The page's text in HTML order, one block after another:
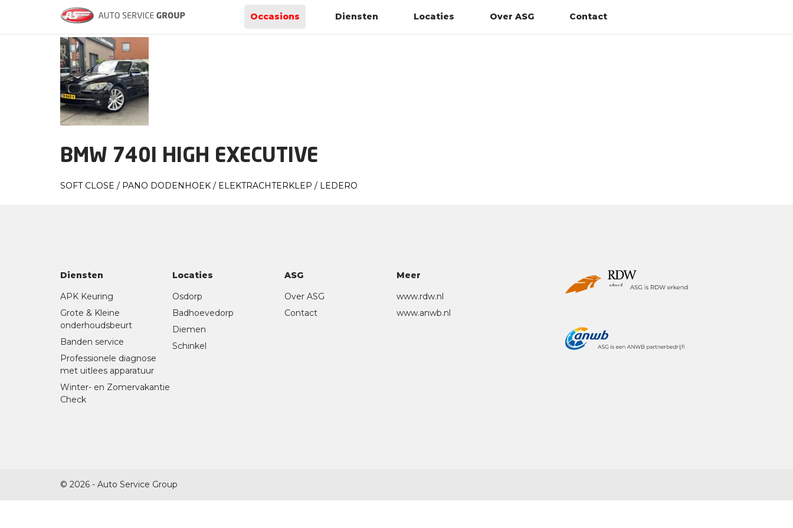
Occasions Diensten Locaties Over ASG Contact
Archieven
BMW 740I HIGH EXECUTIVE
SOFT CLOSE / PANO DODENHOEK / ELEKTRACHTERKLEP / LEDERO
Diensten
APK Keuring
Grote & Kleine
onderhoudsbeurt
Banden service
Professionele diagnose
met uitlees apparatuur
Winter- en Zomervakantie
Check
Locaties
Osdorp
Badhoevedorp
Diemen
Schinkel
ASG
Over ASG
Contact
Meer
www.rdw.nl
www.anwb.nl
© 2026 - Auto Service Group